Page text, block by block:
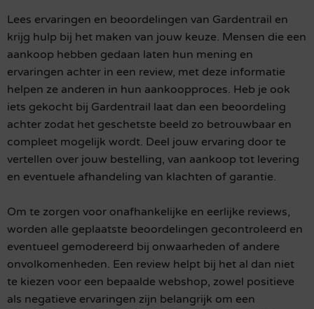
Lees ervaringen en beoordelingen van Gardentrail en
krijg hulp bij het maken van jouw keuze. Mensen die een
aankoop hebben gedaan laten hun mening en
ervaringen achter in een review, met deze informatie
helpen ze anderen in hun aankoopproces. Heb je ook
iets gekocht bij Gardentrail laat dan een beoordeling
achter zodat het geschetste beeld zo betrouwbaar en
compleet mogelijk wordt. Deel jouw ervaring door te
vertellen over jouw bestelling, van aankoop tot levering
en eventuele afhandeling van klachten of garantie.
Om te zorgen voor onafhankelijke en eerlijke reviews,
worden alle geplaatste beoordelingen gecontroleerd en
eventueel gemodereerd bij onwaarheden of andere
onvolkomenheden. Een review helpt bij het al dan niet
te kiezen voor een bepaalde webshop, zowel positieve
als negatieve ervaringen zijn belangrijk om een